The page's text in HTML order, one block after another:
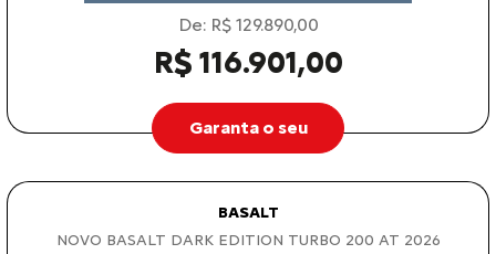
De: R$ 129.890,00
R$ 116.901,00
Garanta o seu
BASALT
NOVO BASALT DARK EDITION TURBO 200 AT 2026